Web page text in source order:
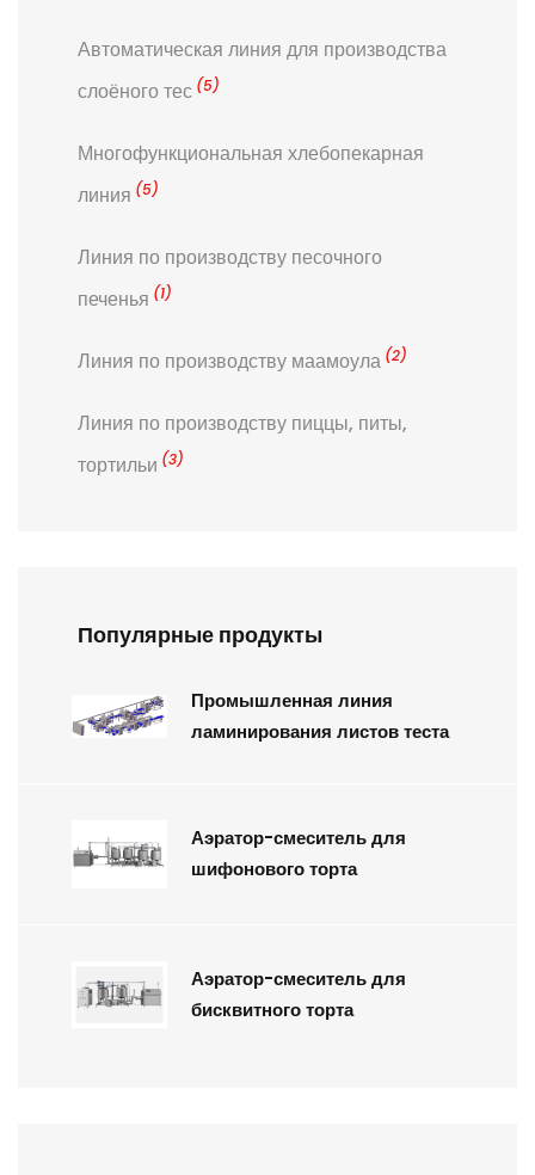
Автоматическая линия для производства
слоёного тес (5)
Многофункциональная хлебопекарная
линия (5)
Линия по производству песочного
печенья (1)
Линия по производству маамоула (2)
Линия по производству пиццы, питы,
тортильи (3)
Популярные продукты
Промышленная линия
ламинирования листов теста
Аэратор-смеситель для
шифонового торта
Аэратор-смеситель для
бисквитного торта